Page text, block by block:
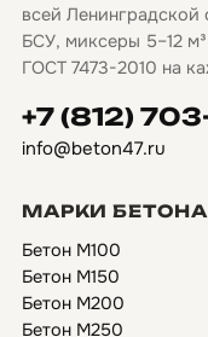
всей Ленинградской
БСУ, миксеры 5–12
ГОСТ 7473-2010 на
+7 (812)
info@beton47.ru
МАРКИ БЕТОНА
Бетон М100
Бетон М150
Бетон М200
Бетон М250